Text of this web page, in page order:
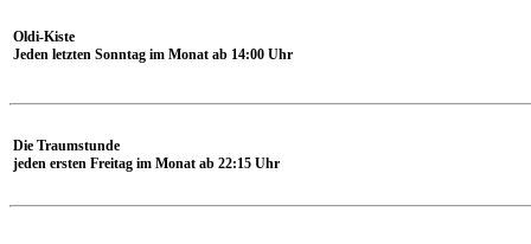
Oldi-Kiste
Jeden letzten Sonntag im Monat ab 14:00 Uhr
Die Traumstunde
jeden ersten Freitag im Monat ab 22:15 Uhr